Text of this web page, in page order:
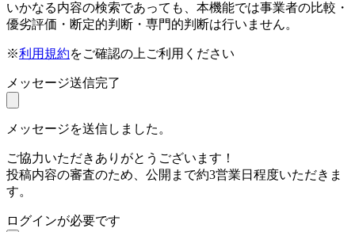
いかなる内容の検索であっても、本機能では事業者の比較・
優劣評価・断定的判断・専門的判断は行いません。
※利用規約をご確認の上ご利用ください
メッセージ送信完了
メッセージを送信しました。
ご協力いただきありがとうございます！
投稿内容の審査のため、公開まで約3営業日程度いただきま
す。
ログインが必要です